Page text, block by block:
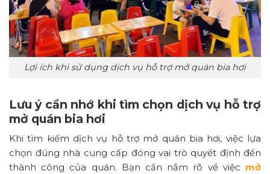
Lợi ích khi sử dụng dịch vụ hỗ trợ mở quán bia hơi
Lưu ý cần nhớ khi tìm chọn dịch vụ hỗ trợ
mở quán bia hơi
Khi tìm kiếm dịch vụ hỗ trợ mở quán bia hơi, việc lựa
chọn đúng nhà cung cấp đóng vai trò quyết định đến
thành công của quán. Bạn cần nắm rõ về việc mở